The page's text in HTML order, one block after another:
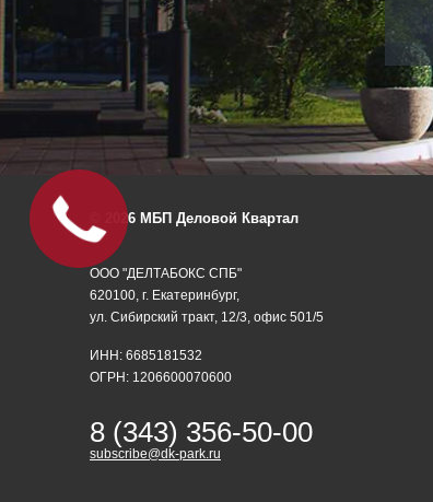
© 2026 МБП Деловой Квартал
ООО "ДЕЛТАБОКС СПБ"
620100, г. Екатеринбург,
ул. Сибирский тракт, 12/3, офис 501/5
ИНН: 6685181532
ОГРН: 1206600070600
8 (343) 356-50-00
subscribe@dk-park.ru
Офис под
Ваш
бюджет